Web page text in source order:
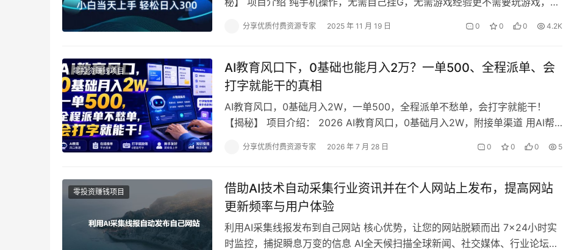
分享优质付费资源专家 2025 年 11 月 19 日 0 0 0 4.2K
零投资赚钱项目
AI教育风口下，0基础也能月入2万？一单500、全程派单、会
打字就能干的真相
AI教育风口，0基础月入2W，一单500，全程派单不愁单，会打字就能干！
【揭秘】 项目介绍： 2026 AI教育风口，0基础月入2W，附接单渠道 用AI帮
分享优质付费资源专家 2026 年 7 月 28 日 0 0 0 5
零投资赚钱项目
借助AI技术自动采集行业资讯并在个人网站上发布，提高网站
更新频率与用户体验
利用AI采集线报发布到自己网站 核心优势，让您的网站脱颖而出 7×24小时实
时监控，捕捉瞬息万变的信息 AI全天候扫描全球新闻、社交媒体、行业论坛等